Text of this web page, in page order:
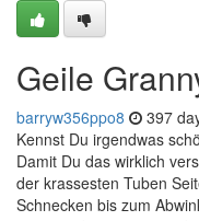
Geile
barryw356ppo8 397
Kennst Du irgendwas
Damit Du das wirklich
der krassesten Tuben
Schnecken bis zum